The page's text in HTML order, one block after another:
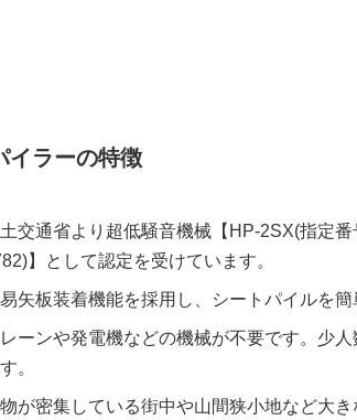
イラーの特徴
交通省より超低騒音機械【HP-2SX(指定
】として認定を受けています。
矢板装着機能を採用し、シートパイルを簡
ーンや発電機などの機械が不要です。少
。
が密集している街中や山間狭小地など大